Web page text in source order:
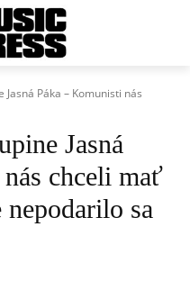
Jasná Páka – Komunisti nás
Jasná
chceli mať
sa